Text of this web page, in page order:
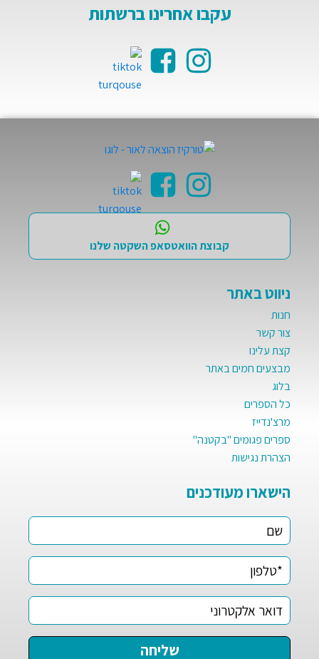
עקבו אחרינו ברשתות
קבוצת הוואטסאפ השקטה שלנו
ניווט באתר
חנות
צור קשר
קצת עלינו
מבצעים חמים באתר
בלוג
כל הספרים
מרצ'נדייז
ספרים פגומים "בקטנה"
הצהרת נגישות
הישארו מעודכנים